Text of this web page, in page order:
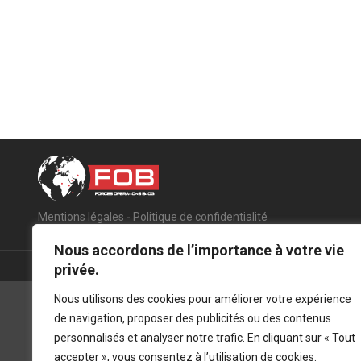
Nous accordons de l’importance à votre vie
privée.
Nous utilisons des cookies pour améliorer votre expérience
de navigation, proposer des publicités ou des contenus
personnalisés et analyser notre trafic. En cliquant sur « Tout
accepter », vous consentez à l’utilisation de cookies.
Mentions légales - Politique de confidentialité